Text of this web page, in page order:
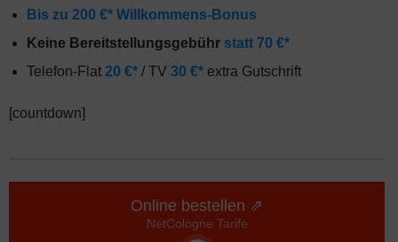
Bis zu 200 €* Willkommens-Bonus
Keine Bereitstellungsgebühr statt 70 €*
Telefon-Flat 20 €* / TV 30 €* extra Gutschrift
[countdown]
Online bestellen ⇗
NetCologne Tarife